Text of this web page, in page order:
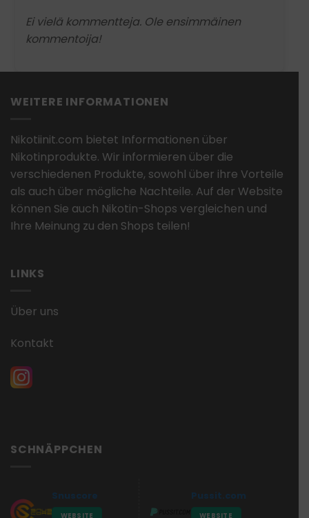
Ei vielä kommentteja. Ole ensimmäinen
kommentoija!
WEITERE INFORMATIONEN
Nikotiinit.com bietet Informationen über
Nikotinprodukte. Wir informieren über die
verschiedenen Produkte, sowohl über ihre Vorteile
als auch über mögliche Nachteile. Auf der Website
können Sie auch Nikotin-Shops vergleichen und
Ihre Meinung zu den Shops teilen!
LINKS
Über uns
Kontakt
SCHNÄPPCHEN
Snuscore
WEBSITE
Pussit.com
WEBSITE